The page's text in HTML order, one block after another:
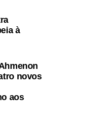
à
novos
aos